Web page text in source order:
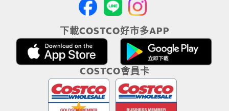
下載COSTCO好市多APP
COSTCO會員卡